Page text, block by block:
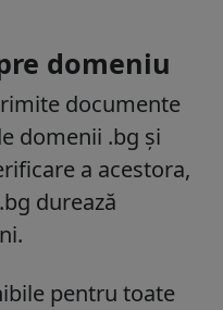
domeniu
documente
domenii .bg și
a acestora,
durează
pentru toate